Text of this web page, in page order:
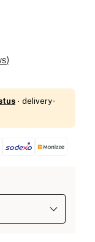
)
· delivery-